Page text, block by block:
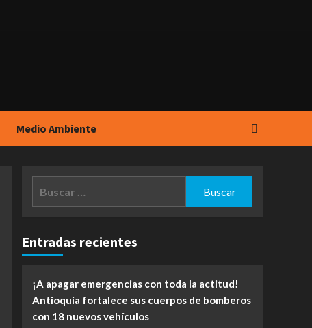
Medio Ambiente
Entradas recientes
¡A apagar emergencias con toda la actitud!
Antioquia fortalece sus cuerpos de bomberos
con 18 nuevos vehículos